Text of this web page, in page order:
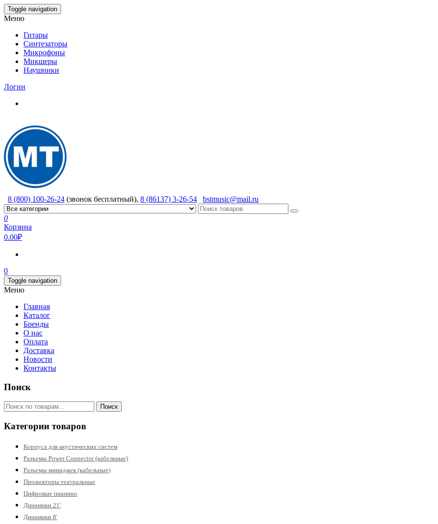
Skip
to
content
Toggle navigation
Меню
Гитары
Синтезаторы
Микрофоны
Микшеры
Наушники
Логин
8 (800) 100-26-24 (звонок бесплатный), 8 (86137) 3-26-54 bstmusic@mail.ru
0
Корзина
0.00₽
0
Toggle navigation
Меню
Главная
Каталог
Бренды
О нас
Оплата
Доставка
Новости
Контакты
Поиск
Искать: Поиск
Категории товаров
Корпуса для акустических систем
Разъемы Power Connector (кабельные)
Разъемы миниджек (кабельные)
Прожекторы театральные
Цифровые пианино
Динамики 21'
Динамики 8'